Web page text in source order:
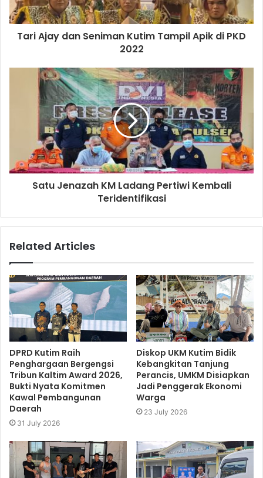
Tari Ajay dan Seniman Kutim Tampil Apik di PKD
2022
Satu Jenazah KM Ladang Pertiwi Kembali
Teridentifikasi
Related Articles
DPRD Kutim Raih
Penghargaan Bergengsi
Tribun Kaltim Award 2026,
Bukti Nyata Komitmen
Kawal Pembangunan
Daerah
31 July 2026
Diskop UKM Kutim Bidik
Kebangkitan Tanjung
Perancis, UMKM Disiapkan
Jadi Penggerak Ekonomi
Warga
23 July 2026